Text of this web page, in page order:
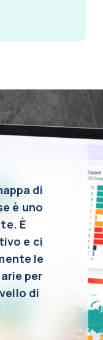
di
è uno
È
e ci
le
per
di